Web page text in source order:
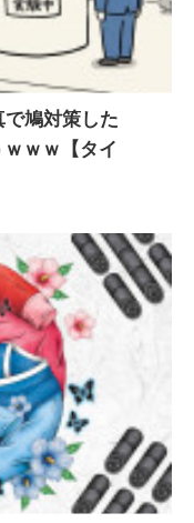
鳩対策した
ｗｗ【タイ